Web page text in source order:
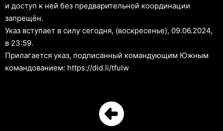
и доступ к ней без предварительной координации
запрещён.
Указ вступает в силу сегодня, (воскресенье), 09.06.2024,
в 23:59.
Прилагается указ, подписанный командующим Южным
командованием: https://did.li/tfuIw